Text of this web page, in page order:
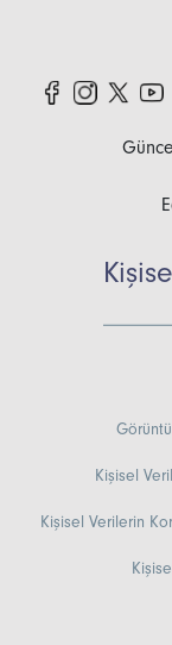
Kişisel
Kişisel Verilerin